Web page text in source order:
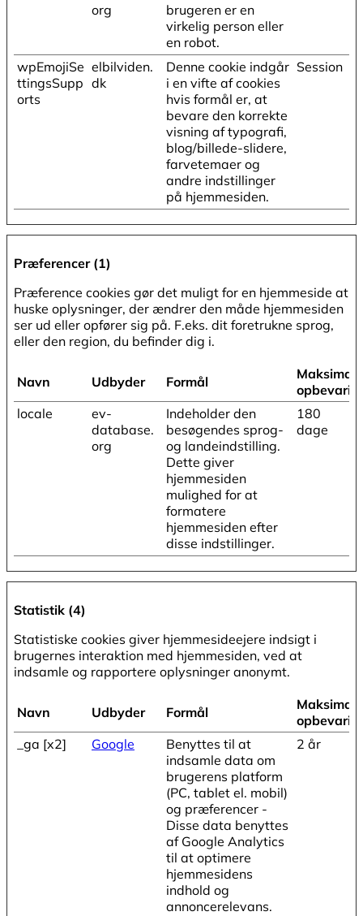
org
brugeren er en
virkelig person eller
en robot.
wpEmojiSe
ttingsSupp
orts
elbilviden.
dk
Denne cookie indgår
i en vifte af cookies
hvis formål er, at
bevare den korrekte
visning af typografi,
blog/billede-slidere,
farvetemaer og
andre indstillinger
på hjemmesiden.
Session
Præferencer (1)
Præference cookies gør det muligt for en hjemmeside at
huske oplysninger, der ændrer den måde hjemmesiden
ser ud eller opfører sig på. F.eks. dit foretrukne sprog,
eller den region, du befinder dig i.
Navn Udbyder Formål
Maksimal
locale
ev-
database.
org
Indeholder den
besøgendes sprog-
og landeindstilling.
Dette giver
hjemmesiden
mulighed for at
formatere
hjemmesiden efter
disse indstillinger.
180
dage
Statistik (4)
Statistiske cookies giver hjemmesideejere indsigt i
brugernes interaktion med hjemmesiden, ved at
indsamle og rapportere oplysninger anonymt.
Navn Udbyder Formål
Maksimal
_ga [x2]
Google
Benyttes til at
indsamle data om
brugerens platform
(PC, tablet el. mobil)
og præferencer -
Disse data benyttes
af Google Analytics
til at optimere
hjemmesidens
indhold og
annoncerelevans.
2 år